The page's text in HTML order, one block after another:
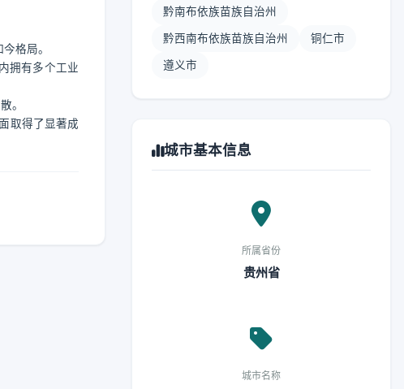
格局。
拥有多个工业
。
取得了显著成
黔南布依族苗族自治州
黔西南布依族苗族自治州 铜仁市
遵义市
城市基本信息
所属省份
贵州省
城市名称